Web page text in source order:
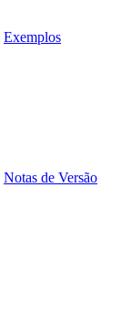
Exemplos
Notas de Versão